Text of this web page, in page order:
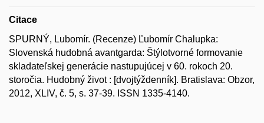
Citace
SPURNÝ, Lubomír. (Recenze) Ľubomír Chalupka:
Slovenská hudobná avantgarda: Štýlotvorné formovanie
skladateľskej generácie nastupujúcej v 60. rokoch 20.
storočia. Hudobný život : [dvojtýždenník]. Bratislava: Obzor,
2012, XLIV, č. 5, s. 37-39. ISSN 1335-4140.